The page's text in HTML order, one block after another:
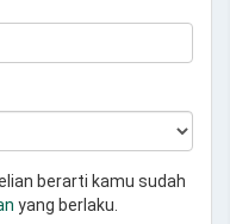
berarti kamu sudah
yang berlaku.